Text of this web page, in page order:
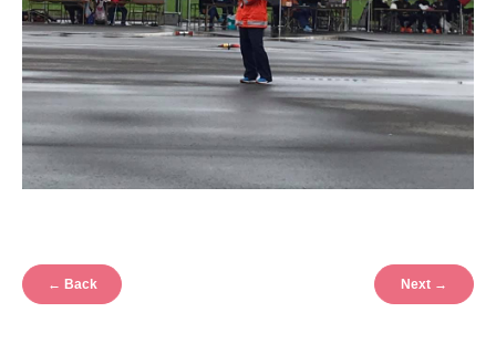
← Back Next →